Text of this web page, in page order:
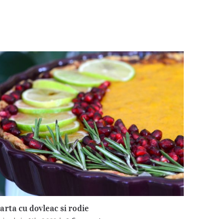
cu dovleac si rodie